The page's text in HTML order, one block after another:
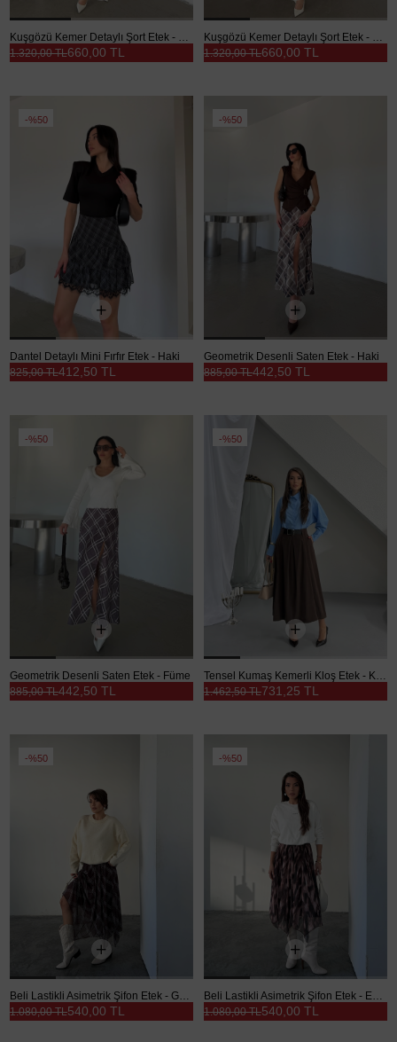
660,00 TL
1.320,00 TL 660,00 TL
1.320,00 TL
%50
Dantel Detaylı Mini Fırfır Etek - Haki
412,50 TL
825,00 TL
%50
Geometrik Desenli Saten Etek - Haki
442,50 TL
885,00 TL
%50
Geometrik Desenli Saten Etek - Füme
442,50 TL
885,00 TL
%50
Tensel Kumaş Kemerli Kloş Etek - Kahve
731,25 TL
1.462,50 TL
%50
540,00 TL
1.080,00 TL
%50
540,00 TL
1.080,00 TL